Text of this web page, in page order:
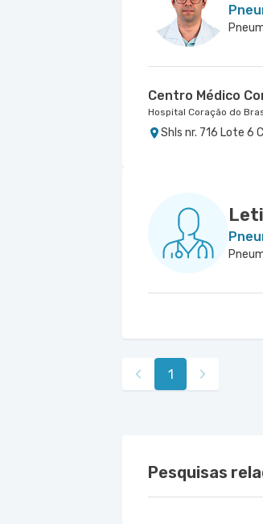
Centro Médico
Hospital Coração do
Shls nr. 716 Lote 6
1
Pesquisas